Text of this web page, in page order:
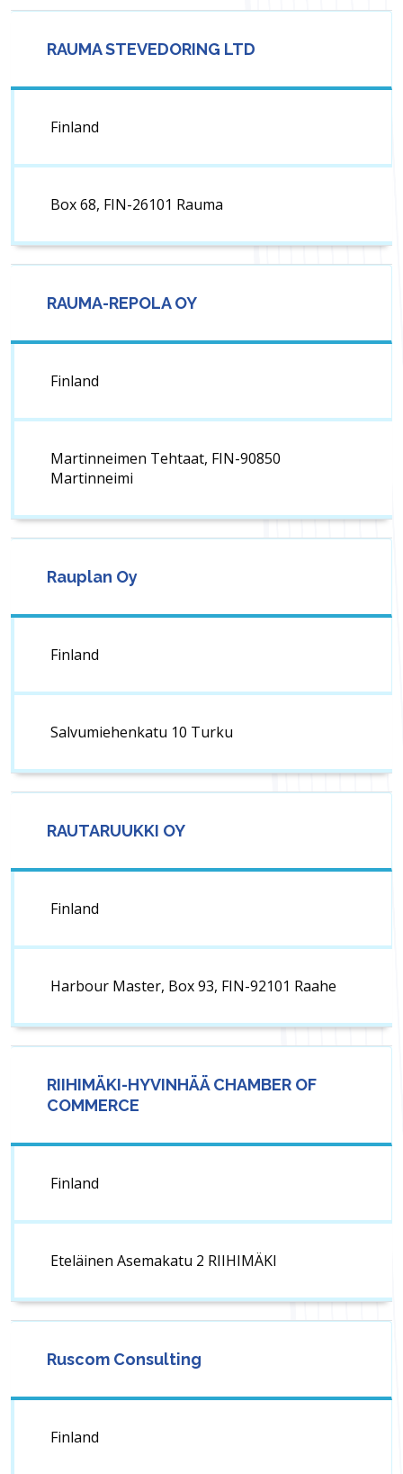
RAUMA STEVEDORING LTD
Finland
Box 68, FIN-26101 Rauma
RAUMA-REPOLA OY
Finland
Martinneimen Tehtaat, FIN-90850
Martinneimi
Rauplan Oy
Finland
Salvumiehenkatu 10 Turku
RAUTARUUKKI OY
Finland
Harbour Master, Box 93, FIN-92101 Raahe
RIIHIMÄKI-HYVINHÄÄ CHAMBER OF
COMMERCE
Finland
Eteläinen Asemakatu 2 RIIHIMÄKI
Ruscom Consulting
Finland